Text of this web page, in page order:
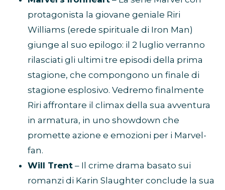
protagonista la giovane geniale Riri
Williams (erede spirituale di Iron Man)
giunge al suo epilogo: il 2 luglio verranno
rilasciati gli ultimi tre episodi della prima
stagione, che compongono un finale di
stagione esplosivo. Vedremo finalmente
Riri affrontare il climax della sua avventura
in armatura, in uno showdown che
promette azione e emozioni per i Marvel-
fan.
Will Trent – Il crime drama basato sui
romanzi di Karin Slaughter conclude la sua